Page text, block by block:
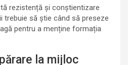
rezistență și conștientizare
trebuie să știe când să preseze
pentru a menține formația
la mijloc